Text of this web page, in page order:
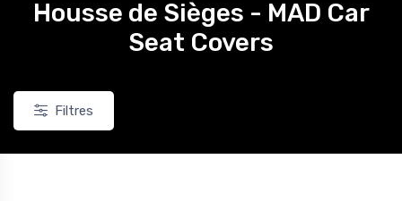
Housse de Sièges - MAD Car
Seat Covers
Filtres